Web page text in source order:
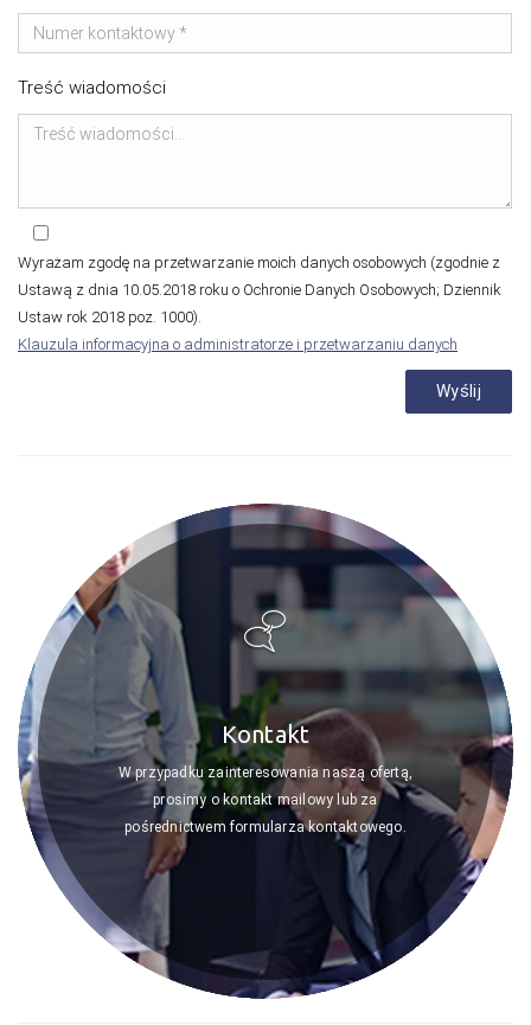
Treść wiadomości
Wyrażam zgodę na przetwarzanie moich danych osobowych (zgodnie z
Ustawą z dnia 10.05.2018 roku o Ochronie Danych Osobowych; Dziennik
Ustaw rok 2018 poz. 1000).
Klauzula informacyjna o administratorze i przetwarzaniu danych
Kontakt
W przypadku zainteresowania naszą ofertą,
prosimy o kontakt mailowy lub za
pośrednictwem formularza kontaktowego.